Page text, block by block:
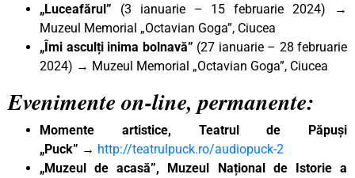
„Luceafărul” (3 ianuarie – 15 februarie 2024) →
Muzeul Memorial „Octavian Goga”, Ciucea
„Îmi asculți inima bolnavă” (27 ianuarie – 28 februarie
2024) → Muzeul Memorial „Octavian Goga”, Ciucea
Evenimente on-line, permanente:
Momente artistice, Teatrul de Păpuși
„Puck” → http://teatrulpuck.ro/audiopuck-2
„Muzeul de acasă”, Muzeul Național de Istorie a